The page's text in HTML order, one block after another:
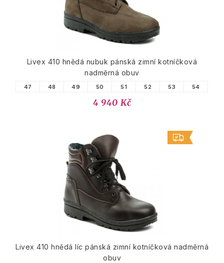
Livex 410 hnědá nubuk pánská zimní kotníčková
nadměrná obuv
47 48 49 50 51 52 53 54
4 940 Kč
Livex 410 hnědá líc pánská zimní kotníčková nadměrná
obuv